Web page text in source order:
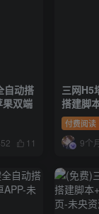
自动搭
果双端
11
三网H5
搭建脚
付费阅读
9个